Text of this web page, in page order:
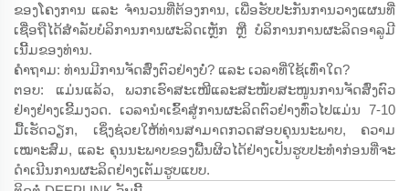
ຂອງໂຄງການ ແລະ ຈຳນວນທີ່ຕ້ອງການ, ເພື່ອຮັບປະກັນການວາງແຜນທີ່
ເຊື່ອຖືໄດ້ສຳລັບບໍລິການການຜະລິດເຫຼັກ ຫຼື ບໍລິການການຜະລິດອາລູມີ
ເນີ້ມຂອງທ່ານ.
ຄຳຖາມ: ທ່ານມີການຈັດສົ່ງຕົວຢ່າງບໍ່? ແລະ ເວລາທີ່ໃຊ້ເທົ່າໃດ?
ຕອບ: ແມ່ນແລ້ວ, ພວກເຮົາສະເໜີແລະສະໜັບສະໜູນການຈັດສົ່ງຕົວ
ຢ່າງຢ່າງເຂີ້ມງວດ. ເວລານຳເຂົ້າສູ່ການຜະລິດຕົວຢ່າງທົ່ວໄປແມ່ນ 7-10
ມື້ເຮັດວຽກ, ເຊິ່ງຊ່ວຍໃຫ້ທ່ານສາມາດກວດສອບຄຸນນະພາບ, ຄວາມ
ເໝາະສົມ, ແລະ ຄຸນນະພາບຂອງພື້ນຜິວໄດ້ຢ່າງເປັນຮູບປະທຳກ່ອນທີ່ຈະ
ດຳເນີນການຜະລິດຢ່າງເຕັມຮູບແບບ.